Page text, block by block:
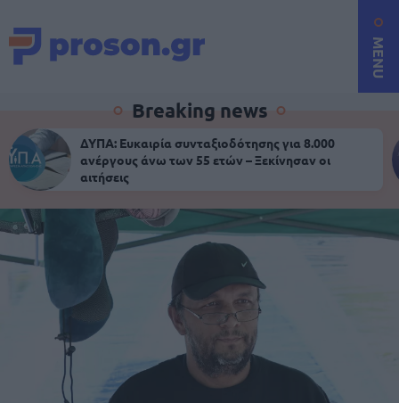
MENU
Breaking news
ΔΥΠΑ: Ευκαιρία συνταξιοδότησης για 8.000
ανέργους άνω των 55 ετών – Ξεκίνησαν οι
αιτήσεις